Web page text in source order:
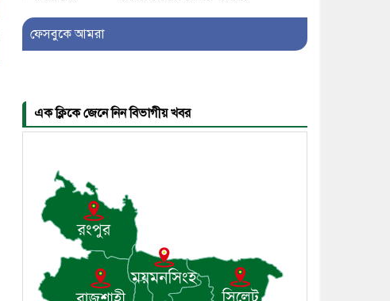
সালাউদ্দিন সরকার
৫। জেলা পুলিশ সুপার থেকে
সম্মাননা পেলেন দাউদকান্দি
মডেল থানার এএসআই সজল
৬। দাউদকান্দিতে উপজেলা
আইন-শৃঙ্খলা কমিটির মাসিক
সভা অনুষ্ঠিত
৭। দাউদকান্দিতে মুচি
ফেসবুকে আমরা
এক ক্লিকে জেনে নিন বিভাগীয় খবর